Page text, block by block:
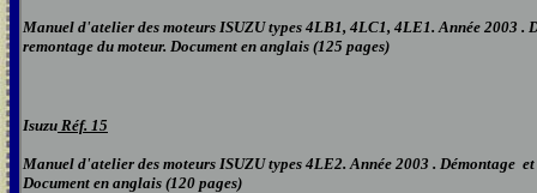
Manuel d'atelier des moteurs ISUZU types 4LB1, 4LC1, 4LE1. Année 2003 .
remontage du moteur. Document en anglais (125 pages)
Isuzu Réf. 15
Manuel d'atelier des moteurs ISUZU types 4LE2. Année 2003 . Démontage
Document en anglais (120 pages)